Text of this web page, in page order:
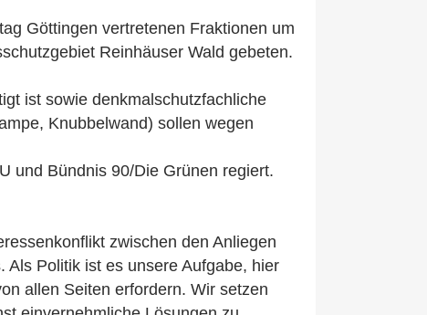
Göttingen vertretenen Fraktionen um
Reinhäuser Wald gebeten.
ist sowie denkmalschutzfachliche
Knubbelwand) sollen wegen
und Bündnis 90/Die Grünen regiert.
zwischen den Anliegen
Politik ist es unsere Aufgabe, hier
allen Seiten erfordern. Wir setzen